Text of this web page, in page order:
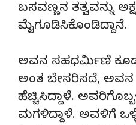
ಬಸವಣ್ಣನ ತತ್ವವನ್ನು
ಮೈಗೂಡಿಸಿಕೊಂಡಿದ್ದಾನೆ.
ಅವನ ಸಹಧರ್ಮಿಣಿ ಕೂಡ
ಅಂತ ಬೇಸರಿಸದೆ, ಅವನ
ಹೆಚ್ಚಿಸಿದ್ದಾಳೆ.
ಮಗಳಿದ್ದಾಳೆ. ಅವಳಿಗೆ